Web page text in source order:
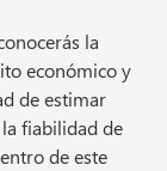
la
económico y
de estimar
fiabilidad de
de este